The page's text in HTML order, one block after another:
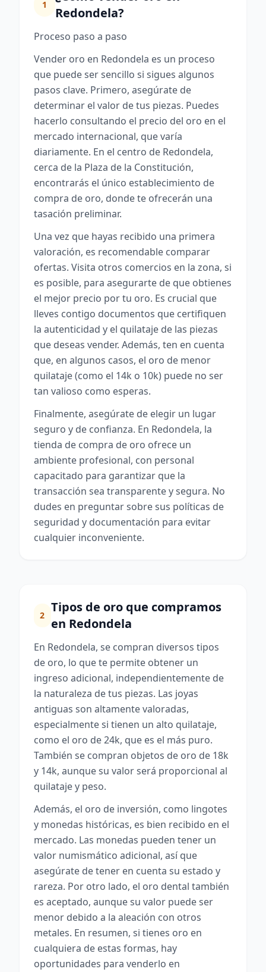
1
Redondela?
Proceso paso a paso
Vender oro en Redondela es un proceso
que puede ser sencillo si sigues algunos
pasos clave. Primero, asegúrate de
determinar el valor de tus piezas. Puedes
hacerlo consultando el precio del oro en el
mercado internacional, que varía
diariamente. En el centro de Redondela,
cerca de la Plaza de la Constitución,
encontrarás el único establecimiento de
compra de oro, donde te ofrecerán una
tasación preliminar.
Una vez que hayas recibido una primera
valoración, es recomendable comparar
ofertas. Visita otros comercios en la zona, si
es posible, para asegurarte de que obtienes
el mejor precio por tu oro. Es crucial que
lleves contigo documentos que certifiquen
la autenticidad y el quilataje de las piezas
que deseas vender. Además, ten en cuenta
que, en algunos casos, el oro de menor
quilataje (como el 14k o 10k) puede no ser
tan valioso como esperas.
Finalmente, asegúrate de elegir un lugar
seguro y de confianza. En Redondela, la
tienda de compra de oro ofrece un
ambiente profesional, con personal
capacitado para garantizar que la
transacción sea transparente y segura. No
dudes en preguntar sobre sus políticas de
seguridad y documentación para evitar
cualquier inconveniente.
2
Tipos de oro que compramos
en Redondela
En Redondela, se compran diversos tipos
de oro, lo que te permite obtener un
ingreso adicional, independientemente de
la naturaleza de tus piezas. Las joyas
antiguas son altamente valoradas,
especialmente si tienen un alto quilataje,
como el oro de 24k, que es el más puro.
También se compran objetos de oro de 18k
y 14k, aunque su valor será proporcional al
quilataje y peso.
Además, el oro de inversión, como lingotes
y monedas históricas, es bien recibido en el
mercado. Las monedas pueden tener un
valor numismático adicional, así que
asegúrate de tener en cuenta su estado y
rareza. Por otro lado, el oro dental también
es aceptado, aunque su valor puede ser
menor debido a la aleación con otros
metales. En resumen, si tienes oro en
cualquiera de estas formas, hay
oportunidades para venderlo en